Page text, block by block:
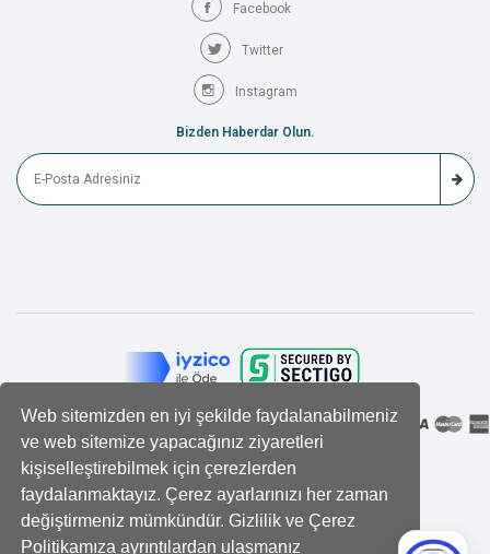
Web sitemizden en iyi şekilde faydalanabilmeniz
ve web sitemize yapacağınız ziyaretleri
kişiselleştirebilmek için çerezlerden
faydalanmaktayız. Çerez ayarlarınızı her zaman
değiştirmeniz mümkündür. Gizlilik ve Çerez
Politikamıza ayrıntılardan ulaşmanız
Facebook
Twitter
Instagram
Bizden Haberdar Olun.